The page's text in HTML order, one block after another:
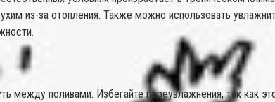
из-за отопления. Также можно использовать
поливами. Избегайте переувлажнения, так как